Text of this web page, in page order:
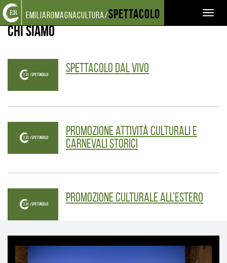
Torna
alla
home
page
Cerca
nel
sito
Salta
ai
contenuti
Salta
al
menu
principale
emiliaromagnacultura/Spettacolo
CHI SIAMO
Chi siamo
Spettacolo dal vivo
Promozione attività Culturali e
Carnevali storici
Promozione culturale all’estero
Ti